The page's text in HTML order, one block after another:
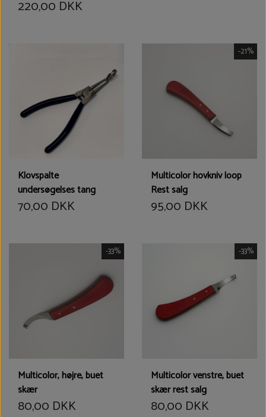
220,00 DKK
Klovspalte
undersøgelses tang
70,00 DKK
-21%
Multicolor hovkniv loop
Rest salg
95,00 DKK
-33%
Multicolor, højre, buet
skær
80,00 DKK
-33%
Multicolor venstre, buet
skær rest salg
80,00 DKK